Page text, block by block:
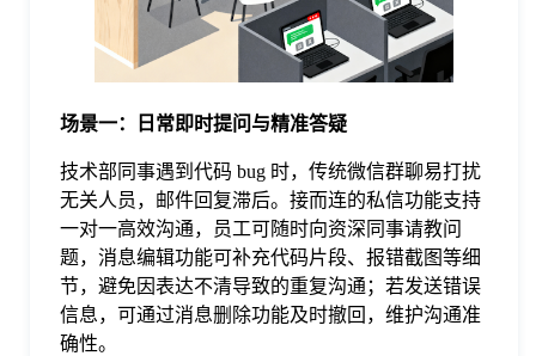
场景一：日常即时提问与精准答疑
技术部同事遇到代码 bug 时，传统微信群聊易打扰
无关人员，邮件回复滞后。接而连的私信功能支持
一对一高效沟通，员工可随时向资深同事请教问
题，消息编辑功能可补充代码片段、报错截图等细
节，避免因表达不清导致的重复沟通；若发送错误
信息，可通过消息删除功能及时撤回，维护沟通准
确性。